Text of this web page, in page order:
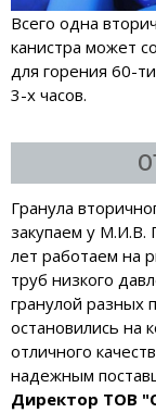
Всего одна
канистра может
для горения 60-
3-х часов.
Гранула
закупаем у М.И.В.
лет работаем на
труб низкого
гранулой разных
остановились на
отличного
надежным
Директор ТОВ